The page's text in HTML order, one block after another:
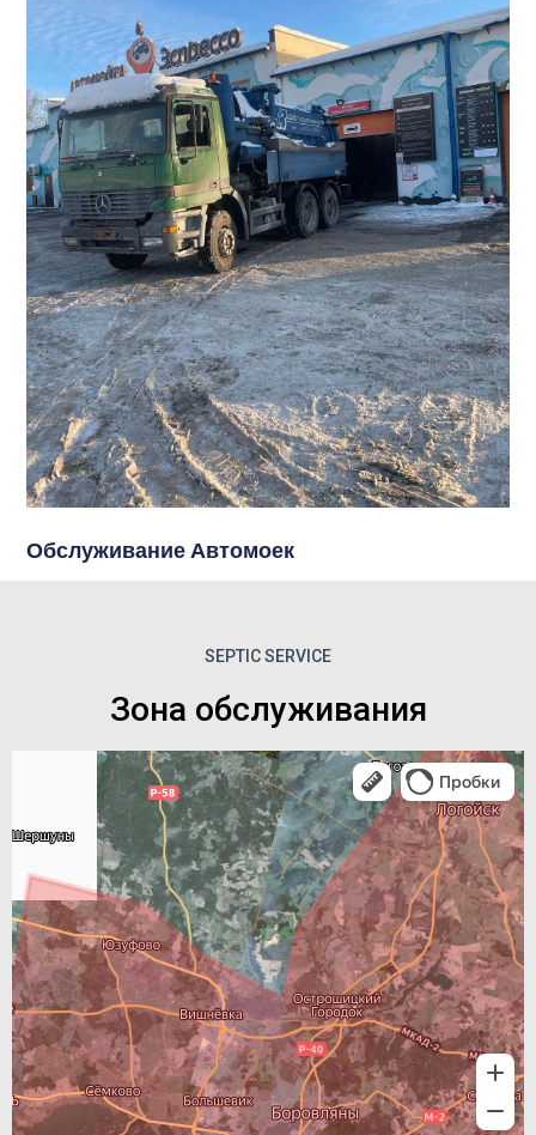
Обслуживание Автомоек
SEPTIC SERVICE
Зона обслуживания